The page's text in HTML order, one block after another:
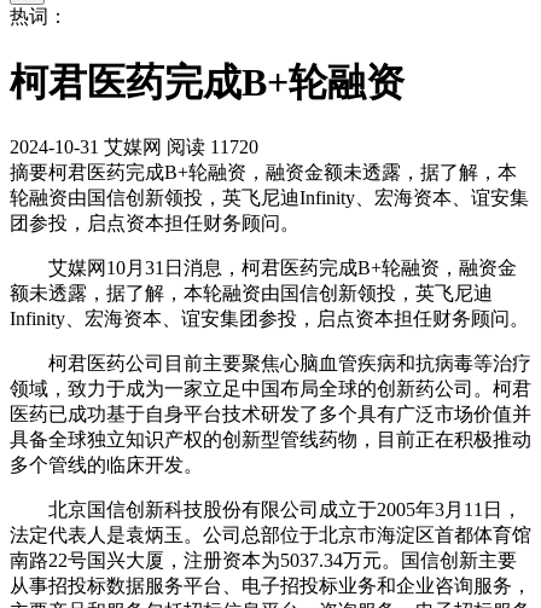
热词：
柯君医药完成B+轮融资
2024-10-31 艾媒网 阅读 11720
摘要柯君医药完成B+轮融资，融资金额未透露，据了解，本
轮融资由国信创新领投，英飞尼迪Infinity、宏海资本、谊安集
团参投，启点资本担任财务顾问。
艾媒网10月31日消息，柯君医药完成B+轮融资，融资金
额未透露，据了解，本轮融资由国信创新领投，英飞尼迪
Infinity、宏海资本、谊安集团参投，启点资本担任财务顾问。
柯君医药公司目前主要聚焦心脑血管疾病和抗病毒等治疗
领域，致力于成为一家立足中国布局全球的创新药公司。柯君
医药已成功基于自身平台技术研发了多个具有广泛市场价值并
具备全球独立知识产权的创新型管线药物，目前正在积极推动
多个管线的临床开发。
北京国信创新科技股份有限公司成立于2005年3月11日，
法定代表人是袁炳玉。公司总部位于北京市海淀区首都体育馆
南路22号国兴大厦，注册资本为5037.34万元。国信创新主要
从事招投标数据服务平台、电子招投标业务和企业咨询服务，